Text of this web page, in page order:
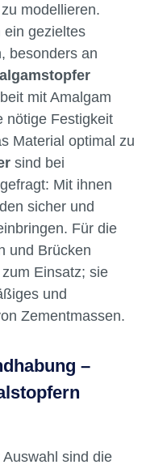
modellieren.
ein gezieltes
besonders an
mit Amalgam
nötige Festigkeit
Material optimal zu
sind bei
Mit ihnen
sicher und
Für die
und Brücken
zum Einsatz; sie
und
Zementmassen.
–
sind die